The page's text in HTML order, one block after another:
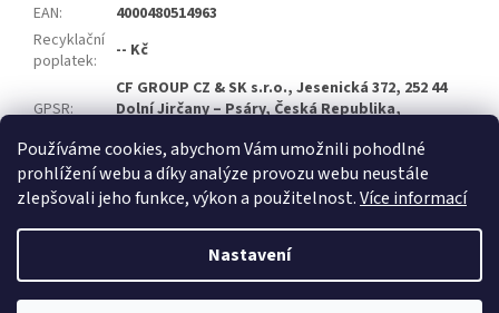
Používáme cookies, abychom Vám umožnili pohodlné
prohlížení webu a díky analýze provozu webu neustále
zlepšovali jeho funkce, výkon a použitelnost.Více informací
Nastavení
EAN:
4000480514963
Recyklační
poplatek: -- Kč
GPSR:
CF GROUP CZ & SK s.r.o., Jesenická 372, 252 44
Dolní Jirčany – Psáry, Česká Republika,
Copyright 2026Velkoobchodní e-shop CF Group CZ & SK.